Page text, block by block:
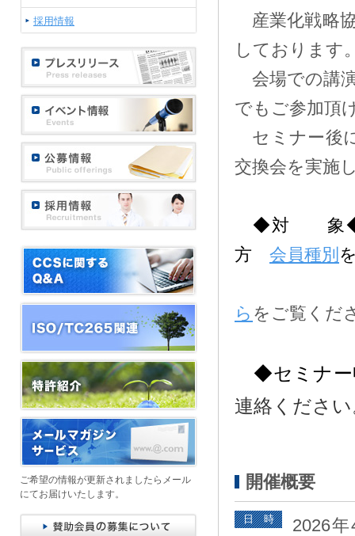
産業化戦略
しております
会場での講
でもご参加頂
セミナー後
交換会を実施
◆対 象◆ 産
方 会員種別
ら をご覧くだ
◆セミナー
連絡くださ
開催概要
日 時
2026
採用情報
ご希望の情報が更新されましたらメール
にてお届けいたします。